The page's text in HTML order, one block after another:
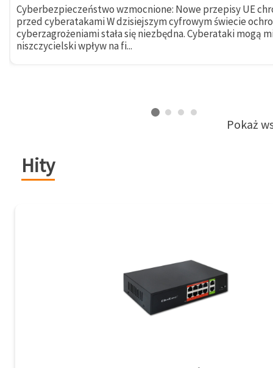
Cyberbezpieczeństwo wzmocnione: Nowe przepisy UE
przed cyberatakami W dzisiejszym cyfrowym świecie
cyberzagrożeniami stała się niezbędna. Cyberataki mogą
niszczycielski wpływ na fi...
Pokaż
Hity